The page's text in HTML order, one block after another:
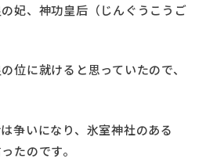
妃、神功皇后（じんぐうこうご
位に就けると思っていたので、
争いになり、氷室神社のある
たのです。